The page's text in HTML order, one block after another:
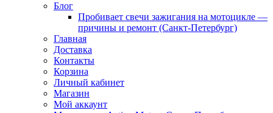
Блог
Пробивает свечи зажигания на мотоцикле —
причины и ремонт (Санкт-Петербург)
Главная
Доставка
Контакты
Корзина
Личный кабинет
Магазин
Мой аккаунт